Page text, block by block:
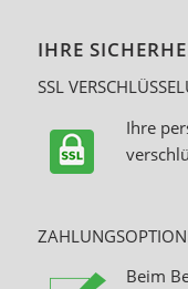
IHRE
SSL
Ihre
Beim